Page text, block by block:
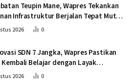
Teupin Mane, Wapres Tekankan
Infrastruktur Berjalan Tepat Mutu
2026 0
SDN 7 Jangka, Wapres Pastikan
Kembali Belajar dengan Layak
2026 0